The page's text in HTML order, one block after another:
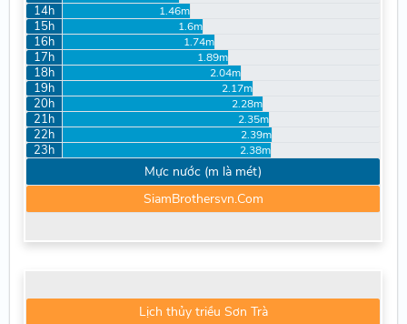
14h 1.46m
15h 1.6m
16h 1.74m
17h 1.89m
18h 2.04m
19h 2.17m
20h 2.28m
21h 2.35m
22h 2.39m
23h 2.38m
Mực nước (m là mét)
SiamBrothersvn.Com
Lịch thủy triều Sơn Trà